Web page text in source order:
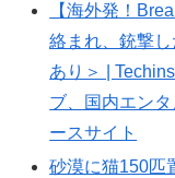
【海外発！
絡まれ、銃撃
あり＞ |
ブ、国内エン
ースサイト
砂漠に猫150